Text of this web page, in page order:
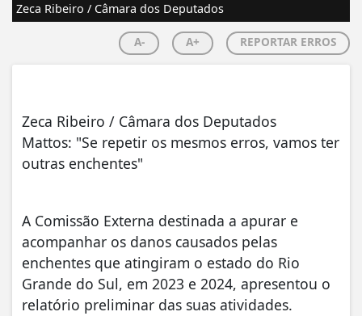
Zeca Ribeiro / Câmara dos Deputados
A- A+ REPORTAR ERROS
Zeca Ribeiro / Câmara dos Deputados
Mattos: "Se repetir os mesmos erros, vamos ter
outras enchentes"
A Comissão Externa destinada a apurar e
acompanhar os danos causados pelas
enchentes que atingiram o estado do Rio
Grande do Sul, em 2023 e 2024, apresentou o
relatório preliminar das suas atividades.